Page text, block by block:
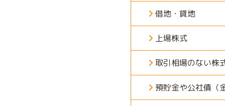
借地・貸地
上場株式
取引相場のない株
預貯金や公社債（